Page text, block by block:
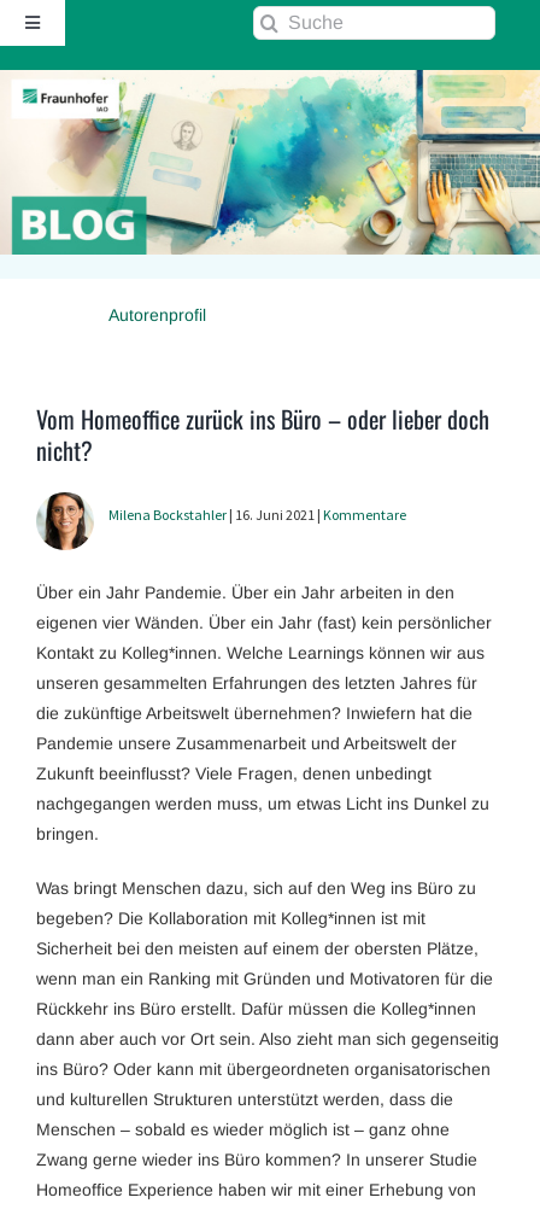
Zum
Inhalt
springen
Toggle
Navigation
Startseite
Über diesen Blog
Kontakt
Kommentarrichtlinie
Suche
Autorenprofil
Vom Homeoffice zurück ins Büro – oder lieber doch
nicht?
Milena Bockstahler | 16. Juni 2021 | Kommentare
Über ein Jahr Pandemie. Über ein Jahr arbeiten in den
eigenen vier Wänden. Über ein Jahr (fast) kein persönlicher
Kontakt zu Kolleg*innen. Welche Learnings können wir aus
unseren gesammelten Erfahrungen des letzten Jahres für
die zukünftige Arbeitswelt übernehmen? Inwiefern hat die
Pandemie unsere Zusammenarbeit und Arbeitswelt der
Zukunft beeinflusst? Viele Fragen, denen unbedingt
nachgegangen werden muss, um etwas Licht ins Dunkel zu
bringen.
Was bringt Menschen dazu, sich auf den Weg ins Büro zu
begeben? Die Kollaboration mit Kolleg*innen ist mit
Sicherheit bei den meisten auf einem der obersten Plätze,
wenn man ein Ranking mit Gründen und Motivatoren für die
Rückkehr ins Büro erstellt. Dafür müssen die Kolleg*innen
dann aber auch vor Ort sein. Also zieht man sich gegenseitig
ins Büro? Oder kann mit übergeordneten organisatorischen
und kulturellen Strukturen unterstützt werden, dass die
Menschen – sobald es wieder möglich ist – ganz ohne
Zwang gerne wieder ins Büro kommen? In unserer Studie
Homeoffice Experience haben wir mit einer Erhebung von